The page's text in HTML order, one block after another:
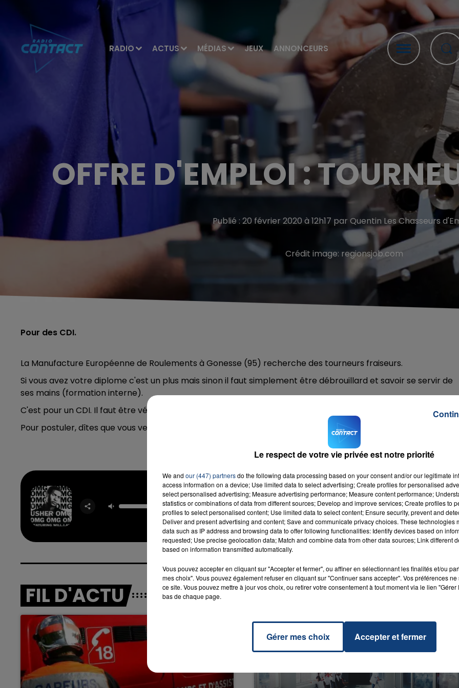
RADIO ACTUS MÉDIAS JEUX ANNONCEURS
LA TEAM DU WEEK-END
16h00 - 20h00
LA TEAM DU WEEK-END
OFFRE D'EMPLOI :
Publié : 20 février 2020 à 12h17 par Quentin Les Chasseurs
Crédit image: regionsjob.com
Pour des CDI.
La Manufacture Européenne de Roulements à Gonesse (95) recherche des tourneurs fraiseurs.
Si vous avez votre diplome c'est un plus mais sinon il faut simplement être débrouillard et savoir se servir de
ses mains (formation interne).
C'est pour un CDI. Il faut être véhiculé.
Pour postuler, dîtes que vous venez de la part de Contact FM : contact@mer-roulements.com
Omg
USHER & WILL I
AM
RADIO CONTACT
FIL D'ACTU
Le respect de votre vie privée est notre priorité
We and our (447) partnersdo the following data processing based on your consent and/or our legitimate
access information on a device; Use limited data to select advertising; Create profiles for personalised
select personalised advertising; Measure advertising performance; Measure content performance;
statistics or combinations of data from different sources; Develop and improve services; Create profiles to
profiles to select personalised content; Use limited data to select content; Ensure security, prevent and
Deliver and present advertising and content; Save and communicate privacy choices. These technologies
data such as IP address and browsing data to offer following functionalities: Identify devices based on
requested; Use precise geolocation data; Match and combine data from other data sources; Link different
based on information transmitted automatically.
Vous pouvez accepter en cliquant sur "Accepter et fermer", ou affiner en sélectionnant les finalités et/ou
mes choix". Vous pouvez également refuser en cliquant sur "Continuer sans accepter". Vos préférences
ce site. Vous pouvez mettre à jour vos choix, ou retirer votre consentement à tout moment via le lien
bas de chaque page.
Gérer mes choix Accepter et fermer